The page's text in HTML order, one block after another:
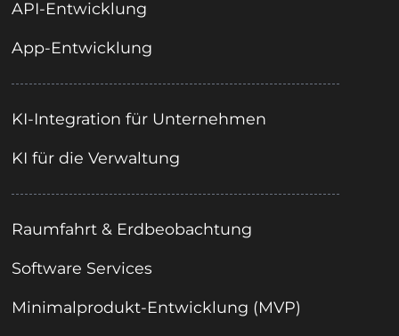
API-Entwicklung
App-Entwicklung
KI-Integration für Unternehmen
KI für die Verwaltung
Raumfahrt & Erdbeobachtung
Software Services
Minimalprodukt-Entwicklung (MVP)